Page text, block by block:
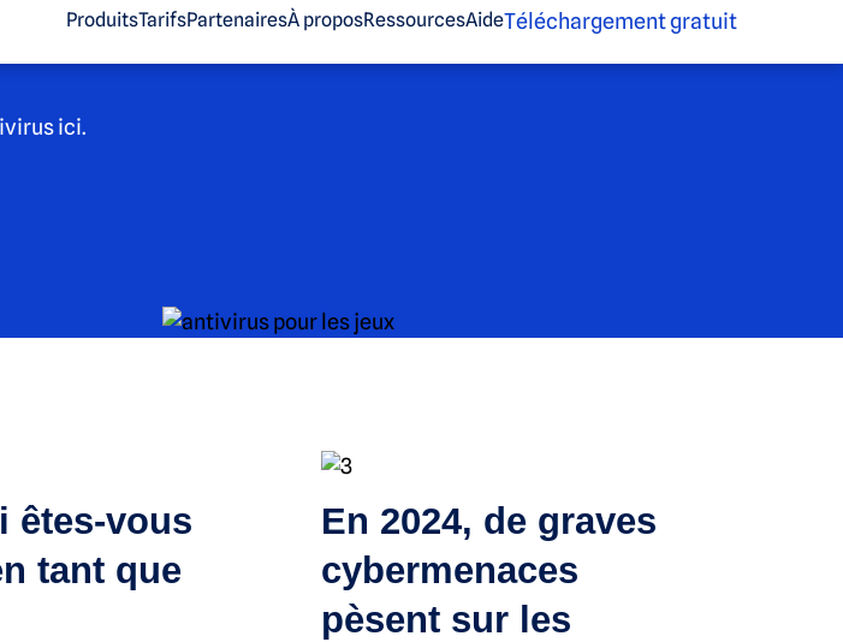
ProduitsTarifsPartenairesÀ proposRessourcesAideTéléchargement gratuit
ici.
êtes-vous
tant que
En 2024, de graves
cybermenaces
pèsent sur les